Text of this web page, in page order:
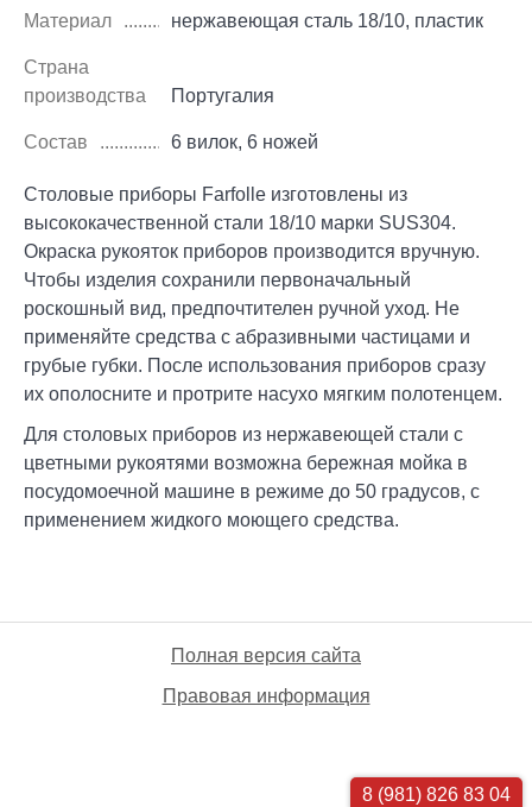
Материал нержавеющая сталь 18/10, пластик
Страна
производства
Португалия
Состав 6 вилок, 6 ножей
Столовые приборы Farfolle изготовлены из
высококачественной стали 18/10 марки SUS304.
Окраска рукояток приборов производится вручную.
Чтобы изделия сохранили первоначальный
роскошный вид, предпочтителен ручной уход. Не
применяйте средства с абразивными частицами и
грубые губки. После использования приборов сразу
их ополосните и протрите насухо мягким полотенцем.
Для столовых приборов из нержавеющей стали с
цветными рукоятями возможна бережная мойка в
посудомоечной машине в режиме до 50 градусов, с
применением жидкого моющего средства.
Полная версия сайта
Правовая информация
8 (981) 826 83 04